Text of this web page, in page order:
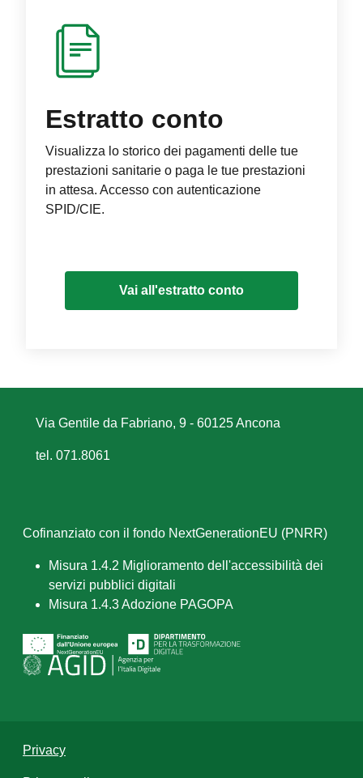
Estratto conto
Visualizza lo storico dei pagamenti delle tue
prestazioni sanitarie o paga le tue prestazioni
in attesa. Accesso con autenticazione
SPID/CIE.
Vai all'estratto conto
Via Gentile da Fabriano, 9 - 60125 Ancona
tel. 071.8061
Cofinanziato con il fondo NextGenerationEU (PNRR)
Misura 1.4.2 Miglioramento dell'accessibilità dei
servizi pubblici digitali
Misura 1.4.3 Adozione PAGOPA
Privacy